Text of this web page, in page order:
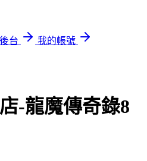
台
我的帳號
-龍魔傳奇錄8